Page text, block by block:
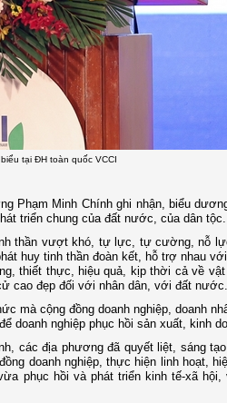
tại ĐH toàn quốc VCCI
Phạm Minh Chính ghi nhận, biểu
triển chung của đất nước, của dân tộc.
thần vượt khó, tự lực, tự cường, nỗ
huy tinh thần đoàn kết, hỗ trợ nhau
thiết thực, hiệu quả, kịp thời cả về
cao đẹp đối với nhân dân, với đất nước.
mà cộng đồng doanh nghiệp, doanh
doanh nghiệp phục hồi sản xuất, kinh
các địa phương đã quyết liệt, sáng
doanh nghiệp, thực hiện linh hoạt,
phục hồi và phát triển kinh tế-xã